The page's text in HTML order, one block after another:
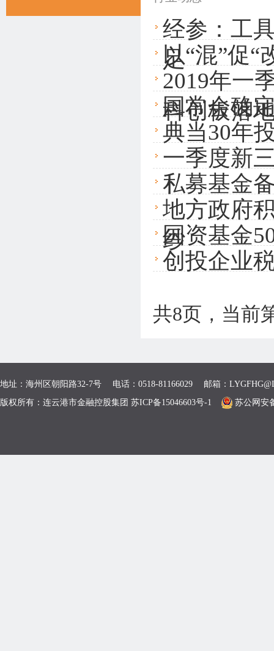
经参：工
足
以“混”促
2019年一
科创板落
国常会确
典当30年
一季度新
私募基金
地方政府
纱
国资基金
创投企业
共8页，当前
地址：海州区朝阳路32-7号 电话：0518-81166029 邮箱：
版权所有：连云港市金融控股集团 苏ICP备15046603号-1
苏公网安